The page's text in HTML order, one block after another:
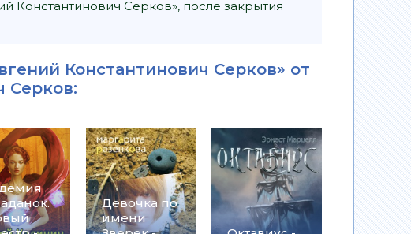
Константинович Серков», после закрытия
Константинович Серков» от
Серков:
Девочка по
имени